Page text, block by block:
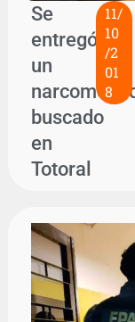
Se
entregó
un
buscado
en
Totoral
11/
10
/2
01
8